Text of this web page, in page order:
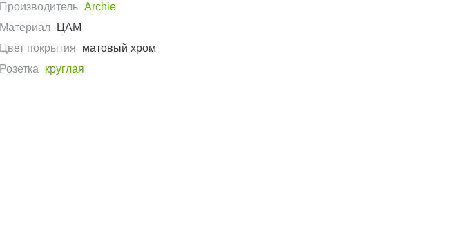
Производитель Archie
Материал
ЦАМ
Цвет покрытия
матовый хром
Розетка
круглая